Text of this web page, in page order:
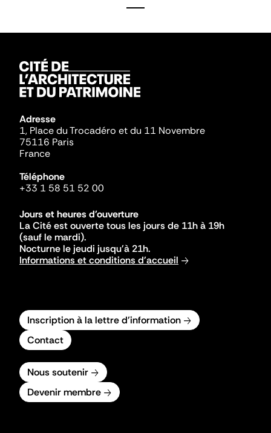
Adresse
1, Place du Trocadéro et du 11 Novembre
75116 Paris
France
Téléphone
+33 1 58 51 52 00
Jours et heures d'ouverture
La Cité est ouverte tous les jours de 11h à 19h
(sauf le mardi).
Nocturne le jeudi jusqu'à 21h.
Informations et conditions d'accueil
Inscription à la lettre d'information
Contact
Nous soutenir
Devenir membre